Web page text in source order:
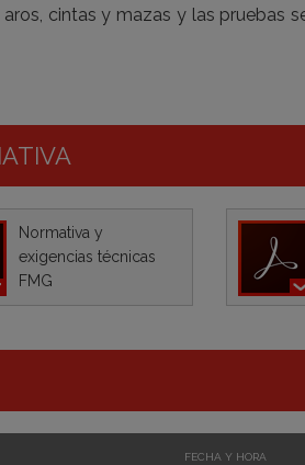
cintas y mazas y las pruebas
Normativa y
exigencias técnicas
FMG
FECHA Y HORA